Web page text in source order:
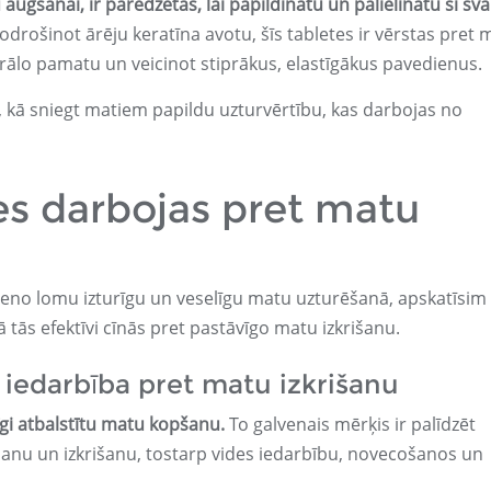
ārēju keratīna avotu, šīs tabletes ir vērstas pret
pamatu un veicinot stiprākus, elastīgākus pavedienus.
sniegt matiem papildu uzturvērtību, kas darbojas no
darbojas pret matu
lomu izturīgu un veselīgu matu uzturēšanā, apskatīsim
efektīvi cīnās pret pastāvīgo matu izkrišanu.
pret matu izkrišanu
atbalstītu matu kopšanu.To galvenais mērķis ir palīdzēt
un izkrišanu, tostarp vides iedarbību, novecošanos un